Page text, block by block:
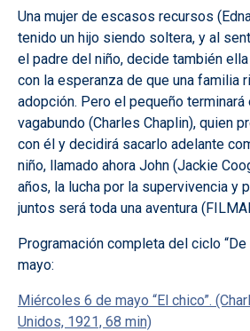
Una mujer de escasos recursos
tenido un hijo siendo soltera, y al
el padre del niño, decide también
con la esperanza de que una familia
adopción. Pero el pequeño terminará
vagabundo (Charles Chaplin), quien
con él y decidirá sacarlo adelante
niño, llamado ahora John (Jackie
años, la lucha por la supervivencia y
juntos será toda una aventura
Programación completa del ciclo “De
mayo:
Miércoles 6 de mayo “El chico”.
Unidos, 1921, 68 min)